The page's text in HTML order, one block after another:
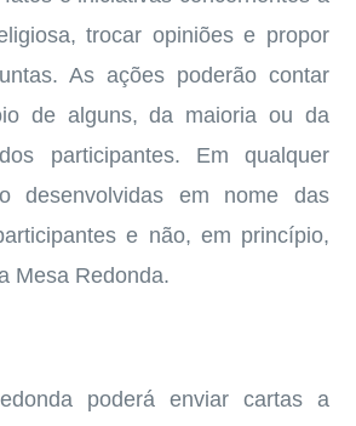
trocar opiniões e propor
As ações poderão contar
de alguns, da maioria ou da
participantes. Em qualquer
desenvolvidas em nome das
e não, em princípio,
Mesa Redonda.
poderá enviar cartas a